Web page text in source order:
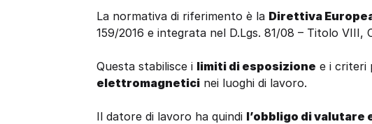
La normativa di riferimento è la Direttiva
159/2016 e integrata nel D.Lgs. 81/08 – Titolo VIII,
Questa stabilisce i limiti di esposizione e i criteri
elettromagnetici nei luoghi di lavoro.
Il datore di lavoro ha quindi l’obbligo di valutare